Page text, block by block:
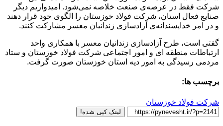
شرکت فقط در عرصه‌ی صنعت خلاصه نمی‌شود. امیدواریم دیگر
صنایع فعال استان، شرکت فولاد خوزستان را الگوی خود قرار دهند
و در امر خداپسندانه‌ی آزادسازی زندانیان معسر مشارکت کنند.
گفتی است، طرح آزادسازی زندانیان معسر با همکاری واحد
ارتباطات منطقه ای و امور اجتماعی شرکت فولاد خوزستان و ستاد
مردمی رسیدگی به امور دیه استان خوزستان صورت گرفت‌.
برچسب ها:
شرکت فولاد خوزستان
لینک کپی شده!